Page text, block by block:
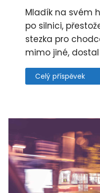
Mladík na svém
po silnici,
stezka pro
mimo jiné, dostal
Celý příspěvek